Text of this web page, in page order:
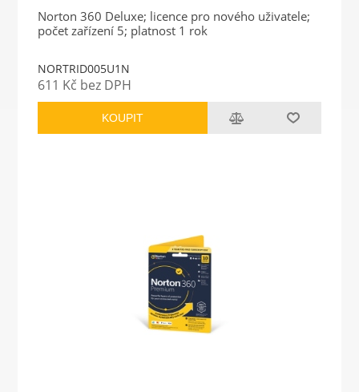
Norton 360 Deluxe; licence pro nového uživatele;
počet zařízení 5; platnost 1 rok
NORTRID005U1N
611 Kč bez DPH
KOUPIT